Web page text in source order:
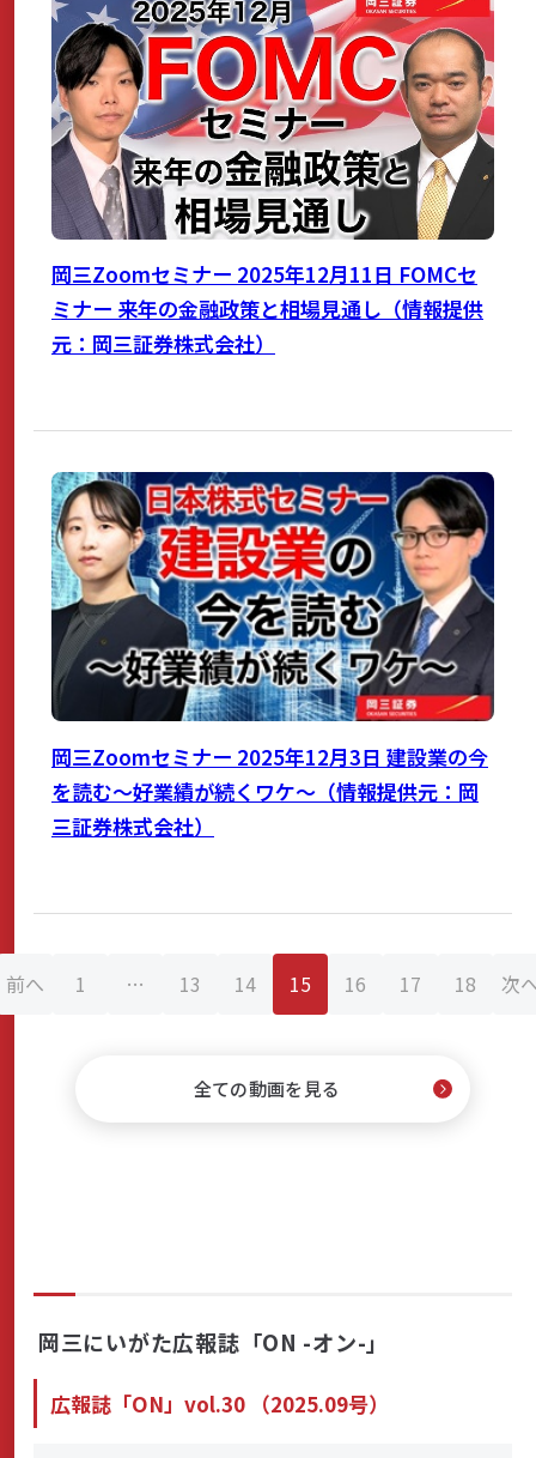
岡三Zoomセミナー 2025年12月11日 FOMCセ
ミナー 来年の金融政策と相場見通し（情報提供
元：岡三証券株式会社）
岡三Zoomセミナー 2025年12月3日 建設業の今
を読む～好業績が続くワケ～（情報提供元：岡
三証券株式会社）
投
送
り
前へ 1 … 13 14 15 16 17 18 次
全ての動画を見る
岡三にいがた広報誌「ON -オン-」
広報誌「ON」vol.30 （2025.09号）